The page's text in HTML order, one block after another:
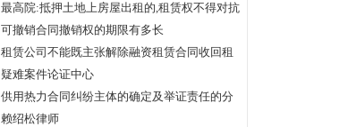
要点——债权债务概括转移合同纠纷系列
最高院:抵押土地上房屋出租的,租赁权不得对抗
土地抵押权(附:先抵后租裁判规则)|法客帝国
可撤销合同撤销权的期限有多长
租赁公司不能既主张解除融资租赁合同收回租
赁物又要求承租人支付全部未付租金
疑难案件论证中心
供用热力合同纠纷主体的确定及举证责任的分
配
赖绍松律师